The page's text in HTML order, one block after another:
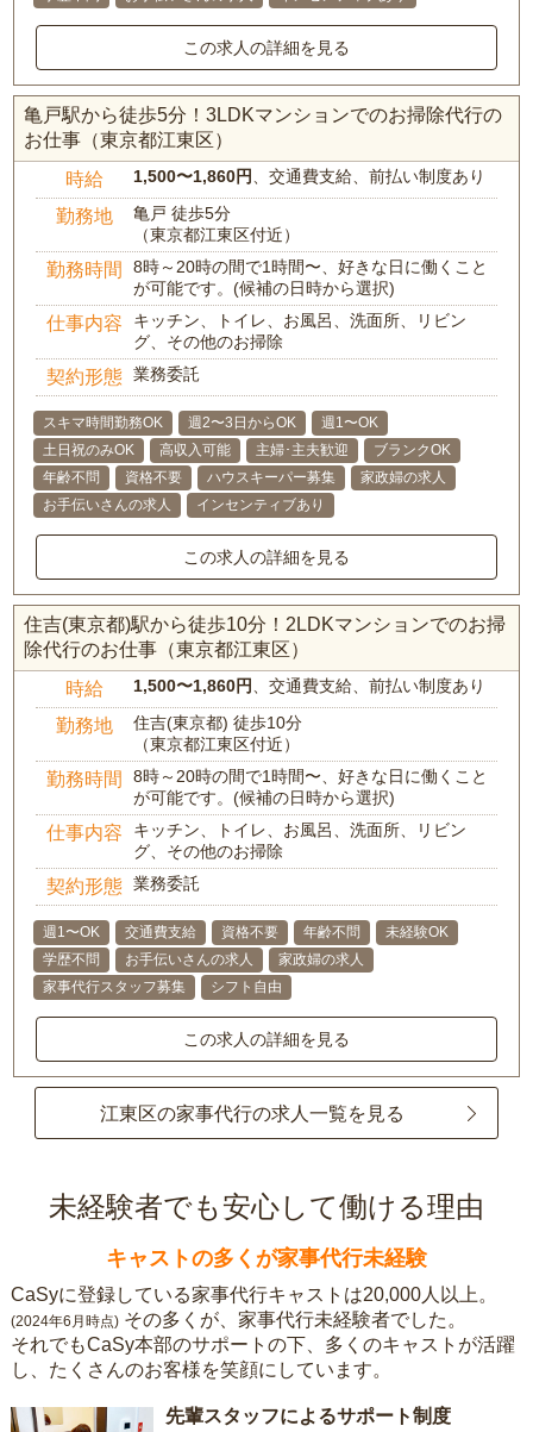
この求人の詳細を見る
亀戸駅から徒歩5分！3LDKマンションでのお掃除代行の
お仕事（東京都江東区）
時給 1,500〜1,860円 、交通費支給、前払い制度あり
勤務地
亀戸 徒歩5分
（東京都江東区付近）
勤務時間
8時～20時の間で1時間〜、好きな日に働くこと
が可能です。(候補の日時から選択)
仕事内容
キッチン、トイレ、お風呂、洗面所、リビン
グ、その他のお掃除
契約形態 業務委託
スキマ時間勤務OK 週2〜3日からOK
週1〜OK
土日祝のみOK
高収入可能 主婦･主夫歓迎
ブランクOK
年齢不問
資格不要 ハウスキーパー募集
家政婦の求人
お手伝いさんの求人
インセンティブあり
この求人の詳細を見る
住吉(東京都)駅から徒歩10分！2LDKマンションでのお掃
除代行のお仕事（東京都江東区）
時給 1,500〜1,860円 、交通費支給、前払い制度あり
勤務地
住吉(東京都) 徒歩10分
（東京都江東区付近）
勤務時間
8時～20時の間で1時間〜、好きな日に働くこと
が可能です。(候補の日時から選択)
仕事内容
キッチン、トイレ、お風呂、洗面所、リビン
グ、その他のお掃除
契約形態 業務委託
週1〜OK 交通費支給 資格不要 年齢不問
未経験OK
学歴不問
お手伝いさんの求人
家政婦の求人
家事代行スタッフ募集
シフト自由
この求人の詳細を見る
江東区の家事代行の求人一覧を見る
未経験者でも安心して働ける理由
キャストの多くが家事代行未経験
CaSyに登録している家事代行キャストは20,000人以上。
(2024年6月時点) その多くが、家事代行未経験者でした。
それでもCaSy本部のサポートの下、多くのキャストが活躍
し、たくさんのお客様を笑顔にしています。
先輩スタッフによるサポート制度